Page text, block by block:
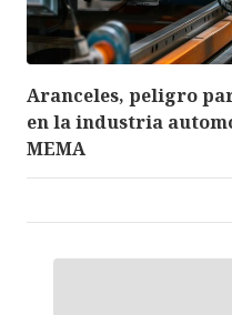
Aranceles, peligro
en la industria
MEMA